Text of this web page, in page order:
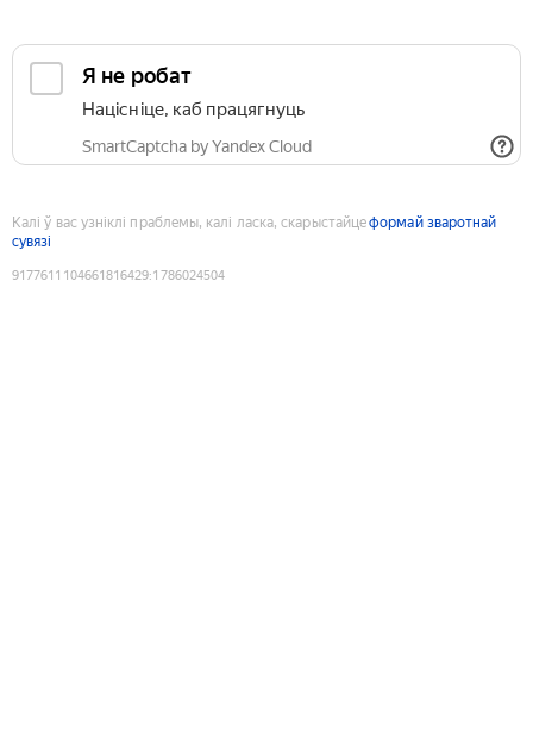
Я не робат
Націсніце, каб працягнуць
SmartCaptcha by Yandex Cloud
Калі ў вас узніклі праблемы, калі ласка, скарыстайцеформай зваротнай
сувязі
9177611104661816429:1786024504